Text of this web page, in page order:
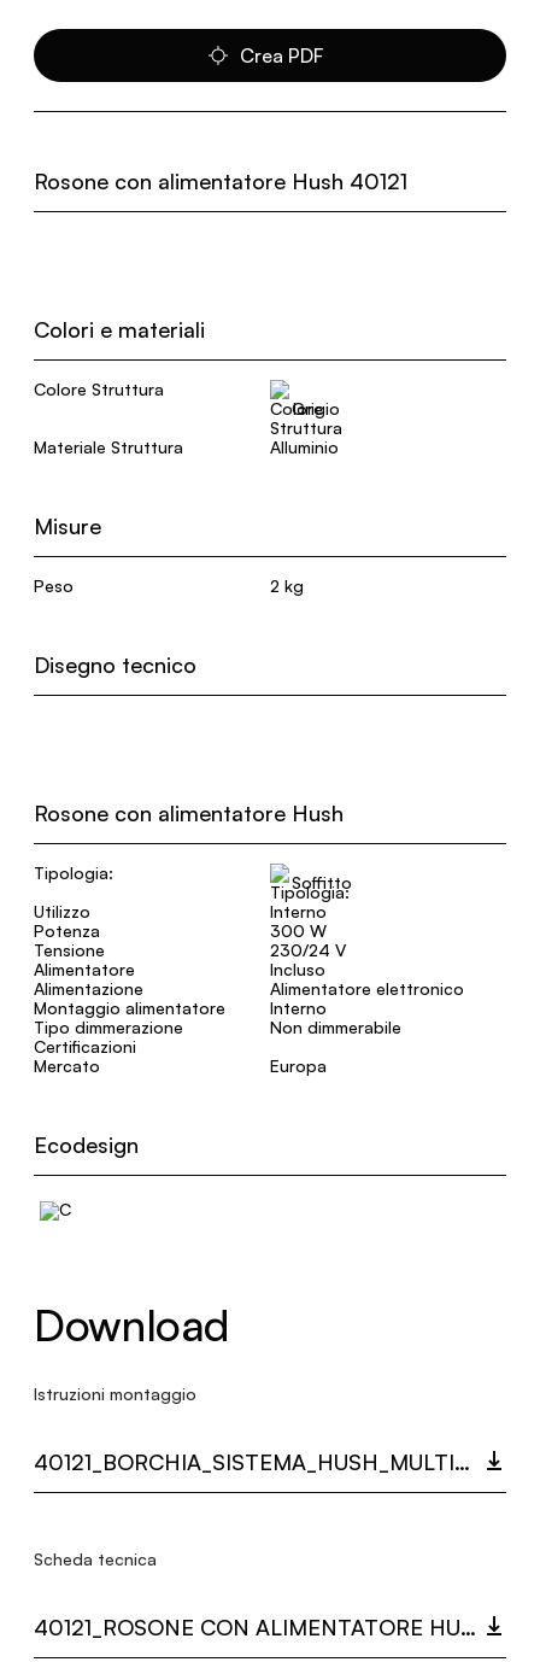
Crea PDF
Rosone con alimentatore Hush 40121
Colori e materiali
Colore Struttura
Grigio
Materiale Struttura
Alluminio
Misure
Peso 2 kg
Disegno tecnico
Rosone con alimentatore Hush
Tipologia:
Soffitto
Utilizzo
Interno
Potenza
300 W
Tensione
230/24 V
Alimentatore
Incluso
Alimentazione
Alimentatore elettronico
Montaggio alimentatore
Interno
Tipo dimmerazione
Non dimmerabile
Certificazioni
Mercato
Europa
Ecodesign
Download
Istruzioni montaggio
40121_BORCHIA_SISTEMA_HUSH_MULTI_LANGUAGE_9489_INST.PDF
Scheda tecnica
40121_ROSONE CON ALIMENTATORE HUSH.PDF